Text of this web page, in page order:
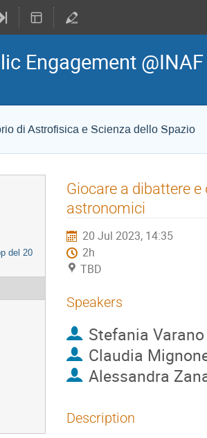
Engagement @INAF
di Astrofisica e Scienza dello Spazio
del 20
Giocare a dibattere
astronomici
20 Jul 2023, 14:35
2h
TBD
Speakers
Stefania Varano
Claudia
Alessandra
Description